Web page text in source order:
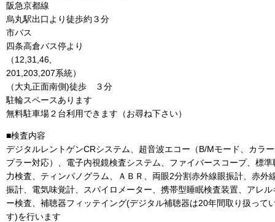
阪急京都線
烏丸駅出口より徒歩約３分
市バス
四条高倉バス停より
（12,31,46,
201,203,207系統）
（大丸正面南側)徒歩 ３分
駐輪スペースあります
無料駐車場２台利用できます（お尋ね下さい）
■検査内容
デジタルレントゲンCRシステム、超音波エコー（B/Mモード、カラ
プラー対応）、電子内視鏡検査システム、ファイバースコープ、標準
力検査、ティンパノグラム、ＡＢＲ、両眼2分割赤外線眼振計、赤外
振計、電気味覚計、スパイロメーター、携帯型睡眠検査装置、アレル
ー検査、補聴器フィッテイング(デジタル補聴器は20年間取り扱って
す)を行います